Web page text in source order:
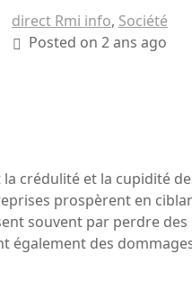
direct Rmi info, Société
Posted on 2 ans ago
crédulité et la cupidité
prospèrent en
souvent par perdre des
également des